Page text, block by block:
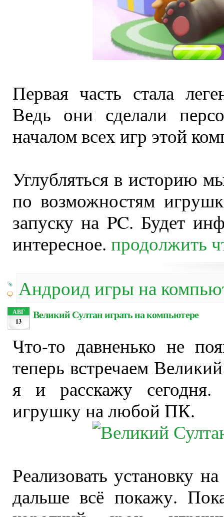
Первая часть стала
Ведь они сделали
началом всех игр этой
Углубляться в историю
по возможностям
запуску на PC. Будет
интересное. продолжить
Андроид игры на
АВГ
13
Великий Султан играть на компьютере
Что-то давненько не
теперь встречаем
я и расскажу
игрушку на любой ПК.
Реализовать установку
дальше всё покажу.